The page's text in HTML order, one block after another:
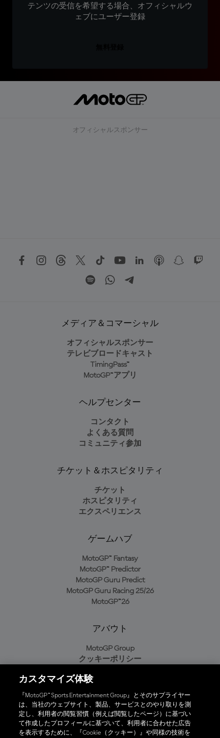
テンツの受信を希望する場合、オフィシャルウ
ェブにユーザー登録
オフィシャルスポンサー
メディア＆コマーシャル
オフィシャルスポンサー
テレビブロードキャスト
TimingPass™
MotoGP™アプリ
ヘルプセンター
コンタクト
よくある質問
コミュニティ参加
チケット＆ホスピタリティ
チケット
ホスピタリティ
エクスペリエンス
ゲームハブ
MotoGP™ Fantasy
MotoGP™ Predictor
MotoGP Guru Predict
MotoGP Guru Racing 25/26
MotoGP™26
アバウト
MotoGP Group
クッキーポリシー
プライバシーポリシー
購入ポリシー
オフィシャルアプリ
カスタマイズ体験
『MotoGP™ Sports Entertainment Group』とそのサプライヤー
は、当社のウェブサイト、製品、サービスとのやり取りを測
定し、利用者の閲覧習慣（例えば閲覧したページ）に基づい
て作成したプロフィールに基づいて、利用者に合わせた広告
を表示するために、『Cookie（クッキー）』や同様の技術を